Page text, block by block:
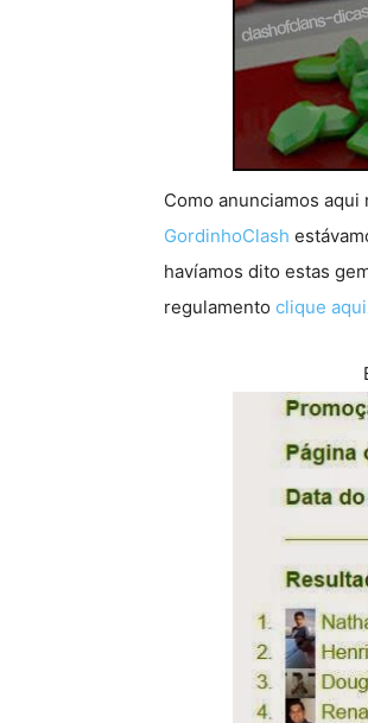
Como anunciamos
GordinhoClash
havíamos dito estas
regulamento clique aqui